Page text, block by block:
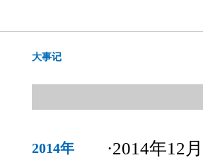
大事记
2014年
·2014年12